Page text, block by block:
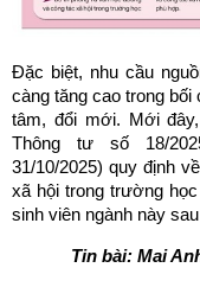
Đặc biệt, nhu cầu
càng tăng cao trong
tâm, đổi mới. Mới
Thông tư số 18/
31/10/2025) quy định
xã hội trong trường
sinh viên ngành này
Tin bài: Mai